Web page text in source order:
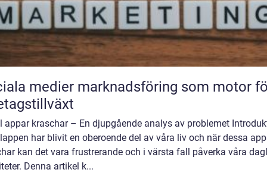
medier marknadsföring som motor
appar kraschar – En djupgående analys av problemet
har blivit en oberoende del av våra liv och när dessa
kan det vara frustrerande och i värsta fall påverka våra
Denna artikel k...